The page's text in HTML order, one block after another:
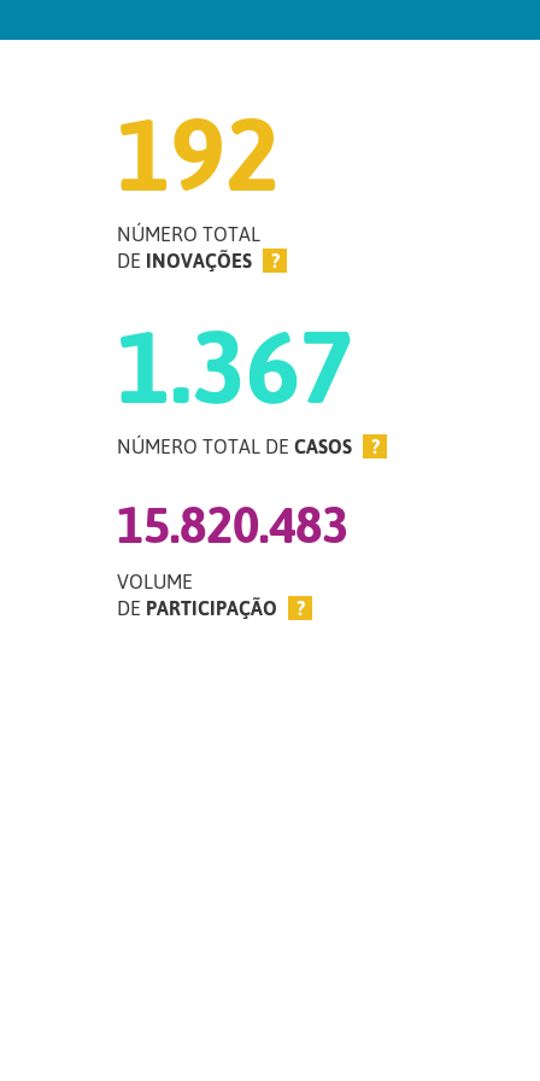
192
NÚMERO TOTAL
DE INOVAÇÕES ?
1.367
NÚMERO TOTAL DE CASOS ?
15.820.483
VOLUME
DE PARTICIPAÇÃO ?